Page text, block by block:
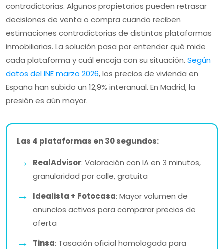
contradictorias. Algunos propietarios pueden retrasar
decisiones de venta o compra cuando reciben
estimaciones contradictorias de distintas plataformas
inmobiliarias. La solución pasa por entender qué mide
cada plataforma y cuál encaja con su situación. Según
datos del INE marzo 2026, los precios de vivienda en
España han subido un 12,9% interanual. En Madrid, la
presión es aún mayor.
Las 4 plataformas en 30 segundos:
RealAdvisor: Valoración con IA en 3 minutos,
granularidad por calle, gratuita
Idealista + Fotocasa: Mayor volumen de
anuncios activos para comparar precios de
oferta
Tinsa: Tasación oficial homologada para